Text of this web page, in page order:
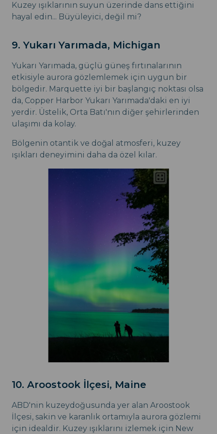
Kuzey ışıklarının suyun üzerinde dans ettiğini
hayal edin... Büyüleyici, değil mi?
9. Yukarı Yarımada, Michigan
Yukarı Yarımada, güçlü güneş fırtınalarının
etkisiyle aurora gözlemlemek için uygun bir
bölgedir. Marquette iyi bir başlangıç noktası olsa
da, Copper Harbor Yukarı Yarımada'daki en iyi
yerdir. Üstelik, Orta Batı'nın diğer şehirlerinden
ulaşımı da kolay.
Bölgenin otantik ve doğal atmosferi, kuzey
ışıkları deneyimini daha da özel kılar.
10. Aroostook İlçesi, Maine
ABD'nin kuzeydoğusunda yer alan Aroostook
İlçesi, sakin ve karanlık ortamıyla aurora gözlemi
için idealdir. Kuzey ışıklarını izlemek için New